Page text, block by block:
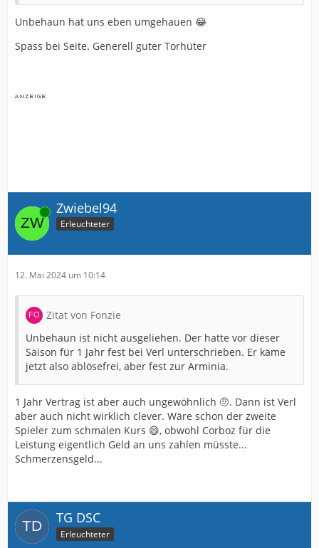
Unbehaun hat uns eben umgehauen 😂
Spass bei Seite. Generell guter Torhüter
Online Zwiebel94
Erleuchteter
12. Mai 2024 um 10:14
Zitat von Fonzie
Unbehaun ist nicht ausgeliehen. Der hatte vor dieser
Saison für 1 Jahr fest bei Verl unterschrieben. Er käme
jetzt also ablösefrei, aber fest zur Arminia.
1 Jahr Vertrag ist aber auch ungewöhnlich 🤨. Dann ist Verl
aber auch nicht wirklich clever. Wäre schon der zweite
Spieler zum schmalen Kurs 😄, obwohl Corboz für die
Leistung eigentlich Geld an uns zahlen müsste...
Schmerzensgeld...
TG DSC
Erleuchteter